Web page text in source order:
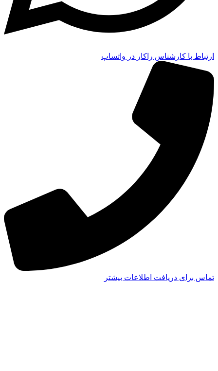
ارتباط با کارشناس راکار در واتساپ
تماس برای دریافت اطلاعات بیشتر